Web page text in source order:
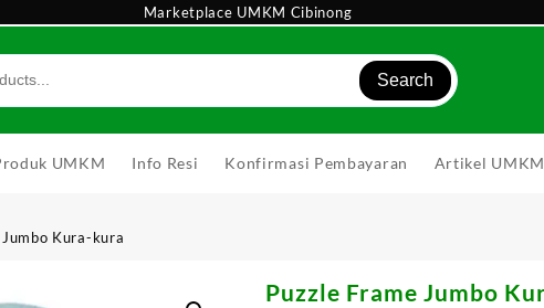
Marketplace UMKM Cibinong
Search
UMKM Info Resi Konfirmasi Pembayaran Artikel UMKM
Kura-kura
Puzzle Frame Jumbo